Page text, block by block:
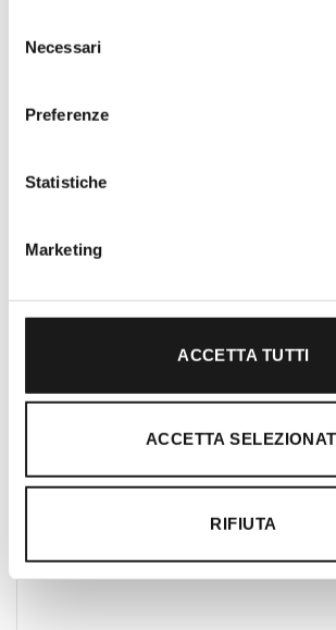
delNecessari
Preferenze
Statistiche
Marketing
ACCETTA TUTTI
ACCETTA
RIFIUTA
Oltre 30 anni di
Nato nel 1990 con il nome di
Roma, RRTrek è il punto di
Lazio. Da sempre soddisfiamo
clienti con professionalità,
gratificante.